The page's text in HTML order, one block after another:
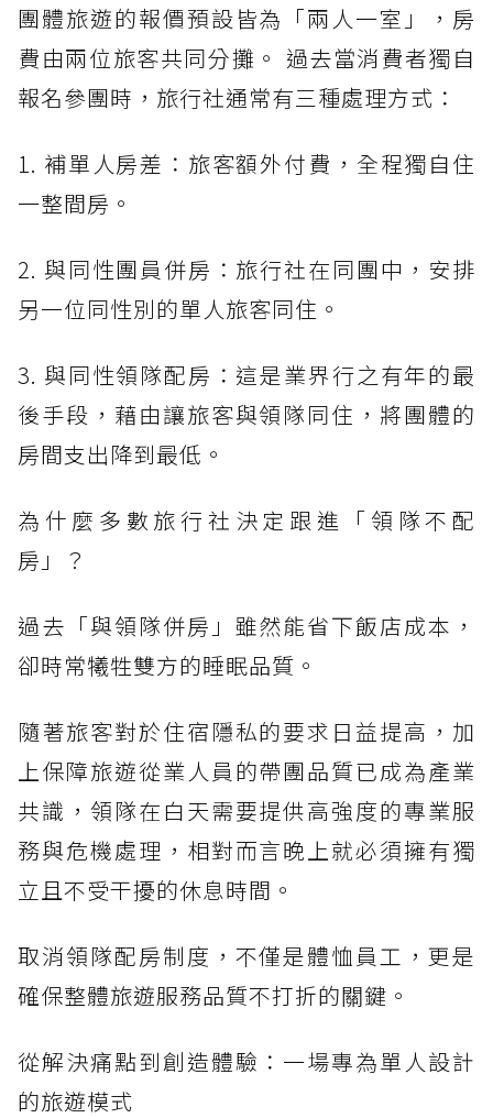
團體旅遊的報價預設皆為「兩人一室」，房
費由兩位旅客共同分攤。 過去當消費者獨自
報名參團時，旅行社通常有三種處理方式：
1. 補單人房差：旅客額外付費，全程獨自住
一整間房。
2. 與同性團員併房：旅行社在同團中，安排
另一位同性別的單人旅客同住。
3. 與同性領隊配房：這是業界行之有年的最
後手段，藉由讓旅客與領隊同住，將團體的
房間支出降到最低。
為什麼多數旅行社決定跟進「領隊不配
房」？
過去「與領隊併房」雖然能省下飯店成本，
卻時常犧牲雙方的睡眠品質。
隨著旅客對於住宿隱私的要求日益提高，加
上保障旅遊從業人員的帶團品質已成為產業
共識，領隊在白天需要提供高強度的專業服
務與危機處理，相對而言晚上就必須擁有獨
立且不受干擾的休息時間。
取消領隊配房制度，不僅是體恤員工，更是
確保整體旅遊服務品質不打折的關鍵。
從解決痛點到創造體驗：一場專為單人設計
的旅遊模式